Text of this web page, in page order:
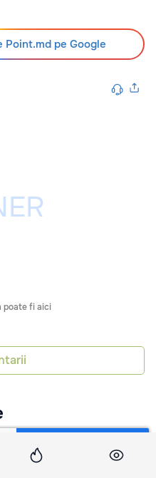
pe Google
poate fi aici